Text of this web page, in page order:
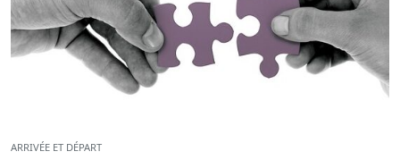
ARRIVÉE ET DÉPART